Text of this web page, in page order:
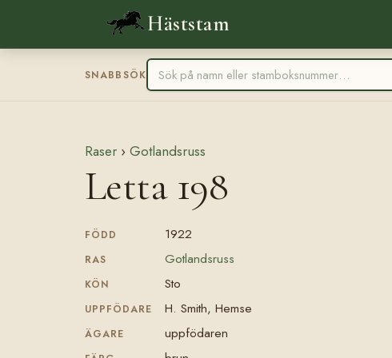
Häststam
SNABBSÖK
Raser › Gotlandsruss
Letta 198
FÖDD 1922
RAS Gotlandsruss
KÖN Sto
UPPFÖDARE H. Smith, Hemse
ÄGARE uppfödaren